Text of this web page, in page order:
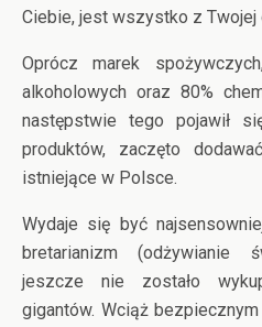
Ciebie, jest wszystko z Twojej
Oprócz marek
alkoholowych oraz 80%
następstwie tego pojawił
produktów, zaczęto
istniejące w Polsce.
Wydaje się być
bretarianizm (odżywianie
jeszcze nie zostało
gigantów. Wciąż